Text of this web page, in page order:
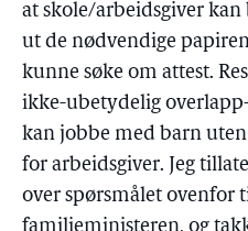
at skole/arbeidsgiver
ut de nødvendige
kunne søke om attest.
ikke-ubetydelig
kan jobbe med barn
for arbeidsgiver. Jeg
over spørsmålet ovenfor